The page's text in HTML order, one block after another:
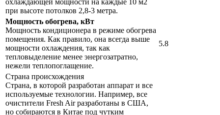
охлаждающей мощности на каждые 10 м2
при высоте потолков 2,8-3 метра.
Мощность обогрева, кВт
Мощность кондиционера в режиме обогрева
помещения. Как правило, она всегда выше
мощности охлаждения, так как
тепловыделение менее энергозатратно,
нежели теплопоглащение.
5.8
Страна происхождения
Страна, в которой разработан аппарат и все
используемые технологии. Например, все
очистители Fresh Air разработаны в США,
но собираются в Китае под чутким